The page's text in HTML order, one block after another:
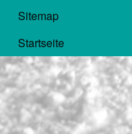
Sitemap
Startseite